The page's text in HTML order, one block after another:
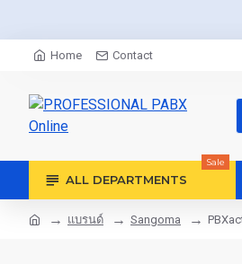
Home Contact
ALL DEPARTMENTS
Sale
แบรนด์ Sangoma